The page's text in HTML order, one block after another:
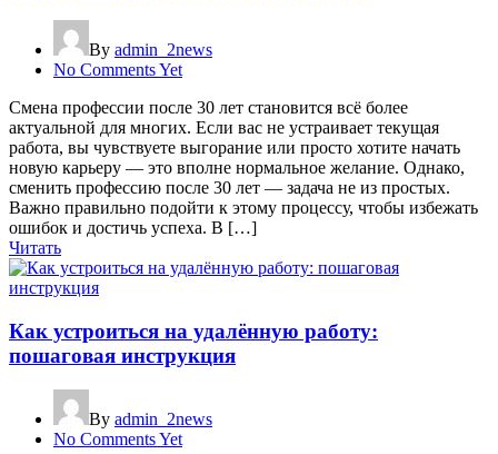
By admin_2news
No Comments Yet
Смена профессии после 30 лет становится всё более
актуальной для многих. Если вас не устраивает текущая
работа, вы чувствуете выгорание или просто хотите начать
новую карьеру — это вполне нормальное желание. Однако,
сменить профессию после 30 лет — задача не из простых.
Важно правильно подойти к этому процессу, чтобы избежать
ошибок и достичь успеха. В […]
Читать
Как устроиться на удалённую работу:
пошаговая инструкция
By admin_2news
No Comments Yet